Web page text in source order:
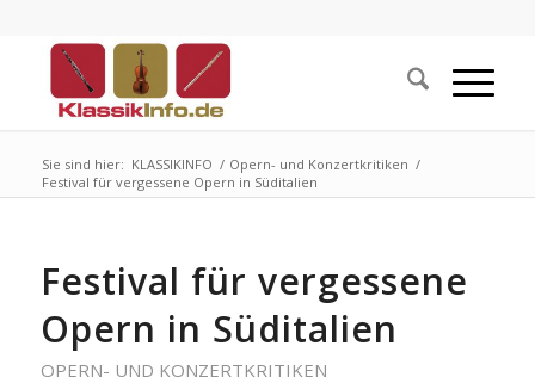
Sie sind hier: KLASSIKINFO / Opern- und Konzertkritiken /
Festival für vergessene Opern in Süditalien
Festival für vergessene
Opern in Süditalien
OPERN- UND KONZERTKRITIKEN